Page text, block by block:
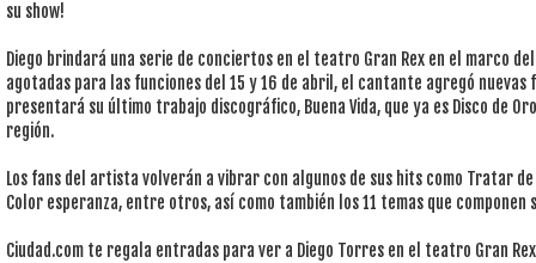
su show!
Diego brindará una serie de conciertos en el teatro Gran Rex en el marco del
agotadas para las funciones del 15 y 16 de abril, el cantante agregó nuevas
presentará su último trabajo discográfico, Buena Vida, que ya es Disco de
región.
Los fans del artista volverán a vibrar con algunos de sus hits como Tratar
Color esperanza, entre otros, así como también los 11 temas que componen
Ciudad.com te regala entradas para ver a Diego Torres en el teatro Gran